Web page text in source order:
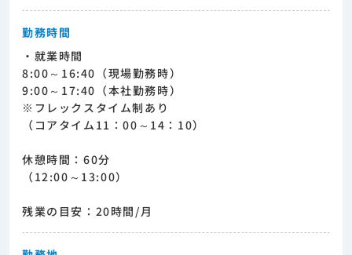
勤務時間
・就業時間
8:00～16:40（現場勤務時）
9:00～17:40（本社勤務時）
※フレックスタイム制あり
（コアタイム11：00～14：10）
休憩時間：60分
（12:00～13:00）
残業の目安：20時間/月